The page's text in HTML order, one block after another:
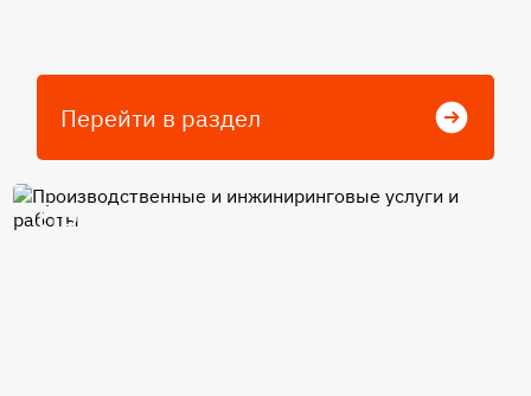
Перейти в раздел
Производственные и